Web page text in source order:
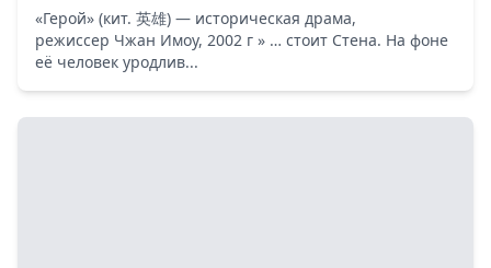
«Герой» (кит. 英雄) — историческая драма,
режиссер Чжан Имоу, 2002 г » … стоит Стена. На фоне
её человек уродлив...